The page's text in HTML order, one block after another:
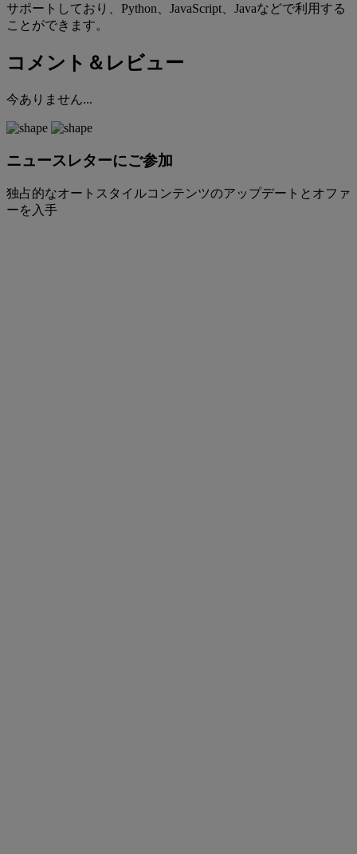
サポートしており、Python、JavaScript、Javaなどで利用する
ことができます。
コメント＆レビュー
今ありません...
ニュースレターにご参加
独占的なオートスタイルコンテンツのアップデートとオファ
ーを入手